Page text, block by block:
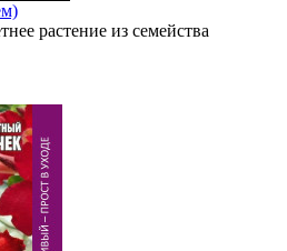
растение из семейства